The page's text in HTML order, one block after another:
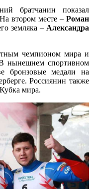
братчанин показал
втором месте – Роман
земляка – Александра
чемпионом мира и
нынешнем спортивном
бронзовые медали на
Россиянин также
мира.